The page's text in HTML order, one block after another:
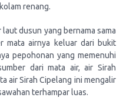
renang.
dusun yang bernama sama
mata airnya keluar dari bukit
pepohonan yang memenuhi
dari mata air, air Sirah
air Sirah Cipelang ini mengalir
terhampar luas.